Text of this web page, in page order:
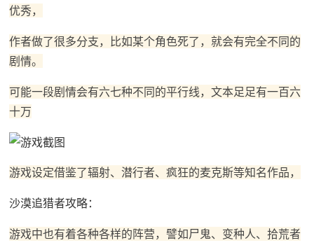
优秀，
作者做了很多分支，比如某个角色死了，就会有完全不同的
剧情。
可能一段剧情会有六七种不同的平行线，文本足足有一百六
十万
游戏设定借鉴了辐射、潜行者、疯狂的麦克斯等知名作品，
沙漠追猎者攻略：
游戏中也有着各种各样的阵营，譬如尸鬼、变种人、拾荒者